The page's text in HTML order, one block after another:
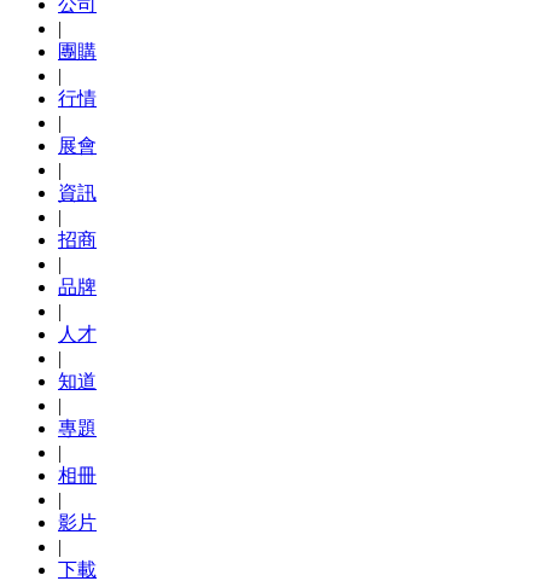
|
團購
|
行情
|
展會
|
資訊
|
招商
|
品牌
|
人才
|
知道
|
專題
|
相冊
|
影片
|
下載